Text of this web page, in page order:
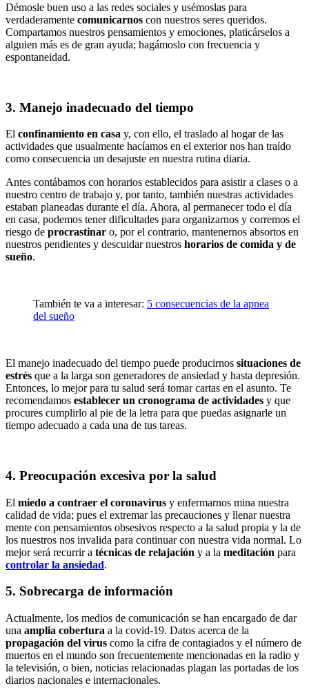
Démosle buen uso a las redes sociales y usémoslas para
verdaderamente comunicarnos con nuestros seres queridos.
Compartamos nuestros pensamientos y emociones, platicárselos a
alguien más es de gran ayuda; hagámoslo con frecuencia y
espontaneidad.
3. Manejo inadecuado del tiempo
El confinamiento en casa y, con ello, el traslado al hogar de las
actividades que usualmente hacíamos en el exterior nos han traído
como consecuencia un desajuste en nuestra rutina diaria.
Antes contábamos con horarios establecidos para asistir a clases o a
nuestro centro de trabajo y, por tanto, también nuestras actividades
estaban planeadas durante el día. Ahora, al permanecer todo el día
en casa, podemos tener dificultades para organizarnos y corremos el
riesgo de procrastinar o, por el contrario, mantenernos absortos en
nuestros pendientes y descuidar nuestros horarios de comida y de
sueño.
También te va a interesar: 5 consecuencias de la apnea
del sueño
El manejo inadecuado del tiempo puede producirnos situaciones de
estrés que a la larga son generadores de ansiedad y hasta depresión.
Entonces, lo mejor para tu salud será tomar cartas en el asunto. Te
recomendamos establecer un cronograma de actividades y que
procures cumplirlo al pie de la letra para que puedas asignarle un
tiempo adecuado a cada una de tus tareas.
4. Preocupación excesiva por la salud
El miedo a contraer el coronavirus y enfermarnos mina nuestra
calidad de vida; pues el extremar las precauciones y llenar nuestra
mente con pensamientos obsesivos respecto a la salud propia y la de
los nuestros nos invalida para continuar con nuestra vida normal. Lo
mejor será recurrir a técnicas de relajación y a la meditación para
controlar la ansiedad.
5. Sobrecarga de información
Actualmente, los medios de comunicación se han encargado de dar
una amplia cobertura a la covid-19. Datos acerca de la
propagación del virus como la cifra de contagiados y el número de
muertos en el mundo son frecuentemente mencionadas en la radio y
la televisión, o bien, noticias relacionadas plagan las portadas de los
diarios nacionales e internacionales.